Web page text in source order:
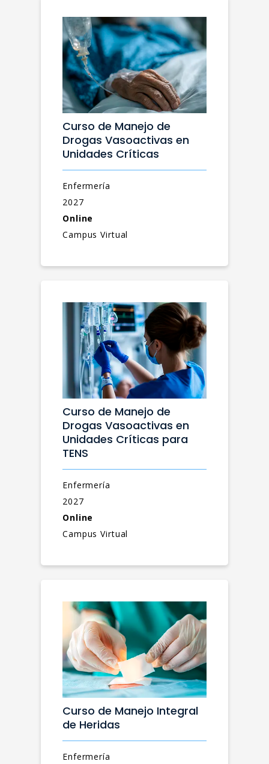
Curso de Manejo de
Drogas Vasoactivas en
Unidades Críticas
Enfermería
2027
Online
Campus Virtual
Curso de Manejo de
Drogas Vasoactivas en
Unidades Críticas para
TENS
Enfermería
2027
Online
Campus Virtual
Curso de Manejo Integral
de Heridas
Enfermería